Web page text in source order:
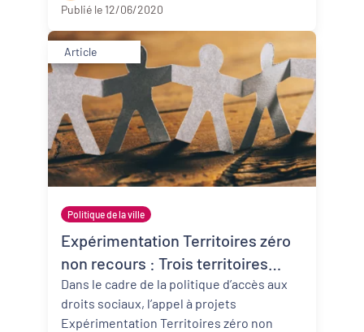
Publié le 12/06/2020
Article
Politique de la ville
Expérimentation Territoires zéro
non recours : Trois territoires
néo-aquitains participants !
Dans le cadre de la politique d’accès aux
droits sociaux, l’appel à projets
Expérimentation Territoires zéro non